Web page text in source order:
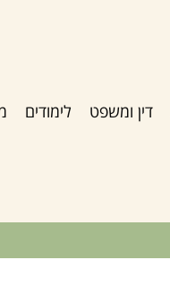
דין ומשפט לימודים